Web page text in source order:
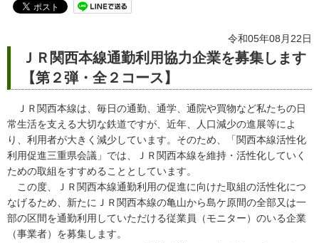
令和05年08月22日
ＪＲ関西本線通勤利用協力企業を募集します
【第２弾・全２コース】
ＪＲ関西本線は、毎日の通勤、通学、通院や買物など私たちの日
常生活を支える大切な鉄道ですが、近年、人口減少の進展等によ
り、利用者が大きく減少しています。そのため、「関西本線活性化
利用促進三重県会議」では、ＪＲ関西本線を維持・活性化していく
ための取組をすすめることとしています。
この度、ＪＲ関西本線通勤利用の促進に向けた取組の活性化につ
なげるため、新たにＪＲ関西本線の亀山から島ケ原間の全部又は一
部の区間を通勤利用していただける従業員（モニター）のいる企業
（事業者）を募集します。